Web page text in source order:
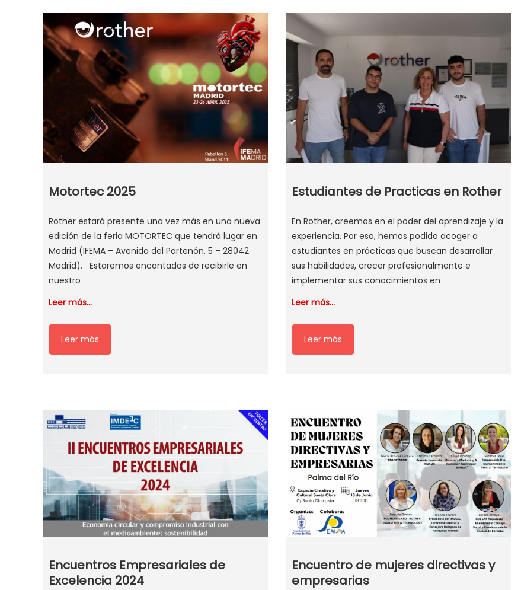
Motortec 2025
Rother estará presente una vez más en una nueva
edición de la feria MOTORTEC que tendrá lugar en
Madrid (IFEMA – Avenida del Partenón, 5 – 28042
Madrid). Estaremos encantados de recibirle en
nuestro
Leer más…
Leer más
Estudiantes de Practicas en Rother
En Rother, creemos en el poder del aprendizaje y la
experiencia. Por eso, hemos podido acoger a
estudiantes en prácticas que buscan desarrollar
sus habilidades, crecer profesionalmente e
implementar sus conocimientos en
Leer más…
Leer más
Encuentros Empresariales de
Excelencia 2024
Encuentro de mujeres directivas y
empresarias